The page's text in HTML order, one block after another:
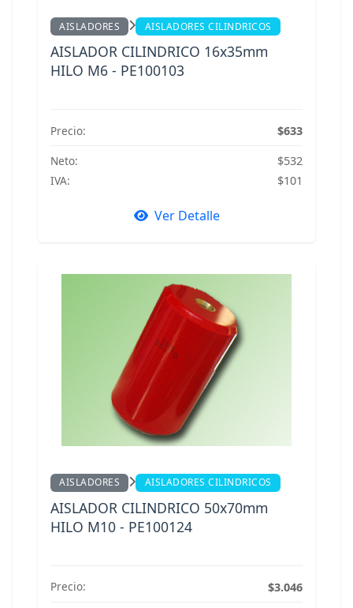
AISLADORES AISLADORES CILINDRICOS
AISLADOR CILINDRICO 16x35mm
HILO M6 - PE100103
Precio:
$633
Neto:
$532
IVA:
$101
Ver Detalle
AISLADORES AISLADORES CILINDRICOS
AISLADOR CILINDRICO 50x70mm
HILO M10 - PE100124
Precio:
$3.046